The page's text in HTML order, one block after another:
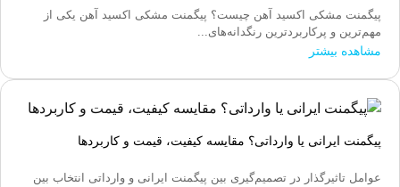
پیگمنت مشکی اکسید آهن چیست؟ پیگمنت مشکی اکسید آهن یکی از
مهم‌ترین و پرکاربردترین رنگدانه‌های...
مشاهده بیشتر
پیگمنت ایرانی یا وارداتی؟ مقایسه کیفیت، قیمت و کاربردها
عوامل تاثیرگذار در تصمیم‌گیری بین پیگمنت ایرانی و وارداتی انتخاب بین